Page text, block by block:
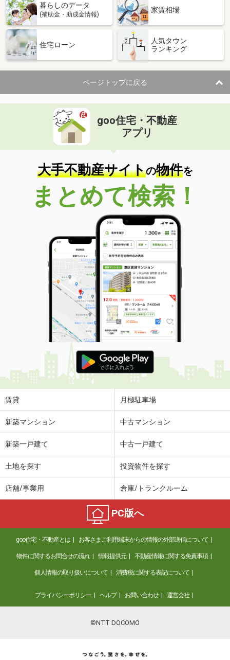
間取り
ワンルーム
鳥取県東伯郡琴浦町大字徳万
住 所
鳥取県東伯郡琴浦町大字徳万
専有面積 45.39m²
間取り
2DK
鳥取県鳥取市国府町宮下
価 格
住 所
鳥取県鳥取市国府町宮下
専有面積 55.47m²
間取り
2LDK
鳥取県米子市皆生新田３
価 格
6.40万円
鳥取県米子市皆生新田３
33.52m²
間取り
1LDK
鳥取県鳥取市賀露町西１
価 格
4.80万円
住 所
鳥取県鳥取市賀露町西１
専有面積 44.82m²
間取り
2DK
鳥取県米子市両三柳
価 格
4.60万円
住 所
鳥取県米子市両三柳
専有面積
鳥取県倉吉市福守町
5.15万円
鳥取県倉吉市福守町
5.05万円
住 所
鳥取県倉吉市福守町
専有面積 52.38m²
間取り
1LDK
鳥取県東伯郡琴浦町大字八橋
価 格
4.65万円
住 所
鳥取県東伯郡琴浦町大字八橋
36.41m²
鳥取県鳥取市南安長２
暮らしのデータ
(補助金・助成金情報)
家賃相場
住宅ローン
人気タウン
ランキング
ページトップに戻る
goo住宅・不動産
アプリ
大手不動産サイトの物件を
まとめて検索！
賃貸 月極駐車場
新築マンション 中古マンション
新築一戸建て 中古一戸建て
土地を探す 投資物件を探す
店舗/事業用 倉庫/トランクルーム
PC版へ
goo住宅・不動産とは お客さまご利用端末からの情報の外部送信について
物件に関するお問合せの流れ 情報提供元 不動産情報に関する免責事項
個人情報の取り扱いについて 消費税に関する表記について
プライバシーポリシー ヘルプ お問い合わせ 運営会社
©NTT DOCOMO